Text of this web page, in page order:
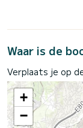
Waar is de
Verplaats je op
+
−